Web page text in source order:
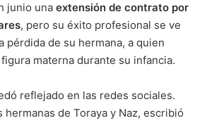
junio una extensión de contrato por
, pero su éxito profesional se ve
pérdida de su hermana, a quien
materna durante su infancia.
reflejado en las redes sociales.
hermanas de Toraya y Naz, escribió